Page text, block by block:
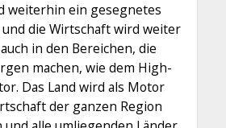
weiterhin ein gesegnetes
und die Wirtschaft wird weiter
in den Bereichen, die
machen, wie dem High-
Das Land wird als Motor
der ganzen Region